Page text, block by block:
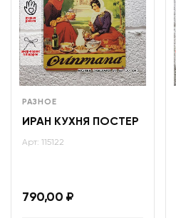
РАЗНОЕ
ИРАН КУХНЯ ПОСТЕР
Арт: 115122
790,00 ₽